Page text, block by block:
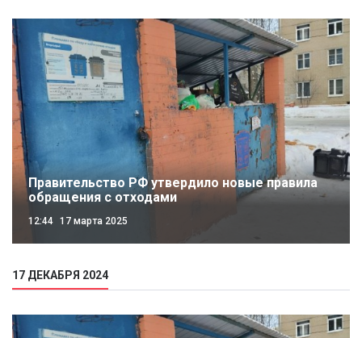
Правительство РФ утвердило новые правила
обращения с отходами
12:44 17 марта 2025
17 ДЕКАБРЯ 2024